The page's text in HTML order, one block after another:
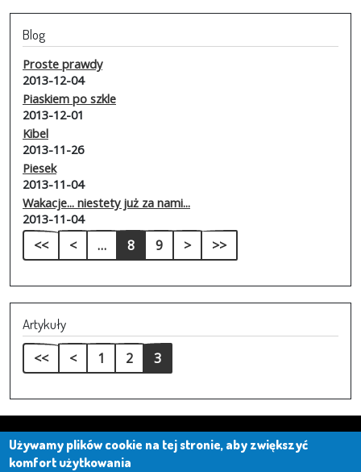
Blog
Proste prawdy
2013-12-04
Piaskiem po szkle
2013-12-01
Kibel
2013-11-26
Piesek
2013-11-04
Wakacje... niestety już za nami...
2013-11-04
Stronicowanie
<<Pierwsza strona
<Poprzednia strona
… 8 9 >Następna strona
>>Ostatnia strona
Artykuły
Stronicowanie
<<Pierwsza strona
<Poprzednia strona
1 2 3
Używamy plików cookie na tej stronie, aby zwiększyć
komfort użytkowania